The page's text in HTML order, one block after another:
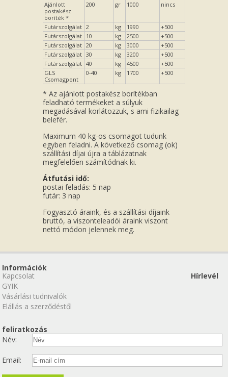
Ajánlott
postakész
boríték *
200 gr 1000 nincs
Futárszolgálat 2 kg 1990
+500
Futárszolgálat 10 kg 2500
+500
Futárszolgálat 20 kg 3000
+500
Futárszolgálat 30 kg 3200
+500
Futárszolgálat 40 kg 4500
+500
GLS
Csomagpont
0-40 kg 1700 +500
* Az ajánlott postakész borítékban
feladható termékeket a súlyuk
megadásával korlátozzuk, s ami fizikailag
belefér.
Maximum 40 kg-os csomagot tudunk
egyben feladni. A következő csomag (ok)
szállítási díjai újra a táblázatnak
megfelelően számítódnak ki.
Átfutási idő:
postai feladás: 5 nap
futár: 3 nap
Fogyasztó áraink, és a szállítási díjaink
bruttó, a viszonteleadói áraink viszont
nettó módon jelennek meg.
Információk
Kapcsolat
GYIK
Vásárlási tudnivalók
Elállás a szerződéstől
Hírlevél
feliratkozás
Név:
Email: